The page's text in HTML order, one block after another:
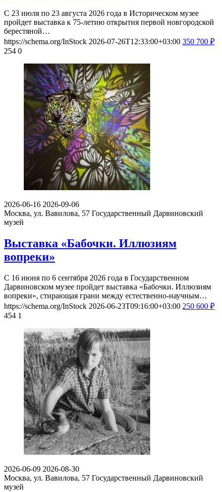
С 23 июля по 23 августа 2026 года в Историческом музее
пройдет выставка к 75-летию открытия первой новгородской
берестяной…
https://schema.org/InStock 2026-07-26T12:33:00+03:00 350 700 ₽
254 0
2026-06-16 2026-09-06
Москва, ул. Вавилова, 57 Государственный Дарвиновский
музей
Выставка «Бабочки. Иллюзиям
вопреки»
С 16 июня по 6 сентября 2026 года в Государственном
Дарвиновском музее пройдет выставка «Бабочки. Иллюзиям
вопреки», стирающая грани между естественно-научным…
https://schema.org/InStock 2026-06-23T09:16:00+03:00 250 600 ₽
454 1
2026-06-09 2026-08-30
Москва, ул. Вавилова, 57 Государственный Дарвиновский
музей